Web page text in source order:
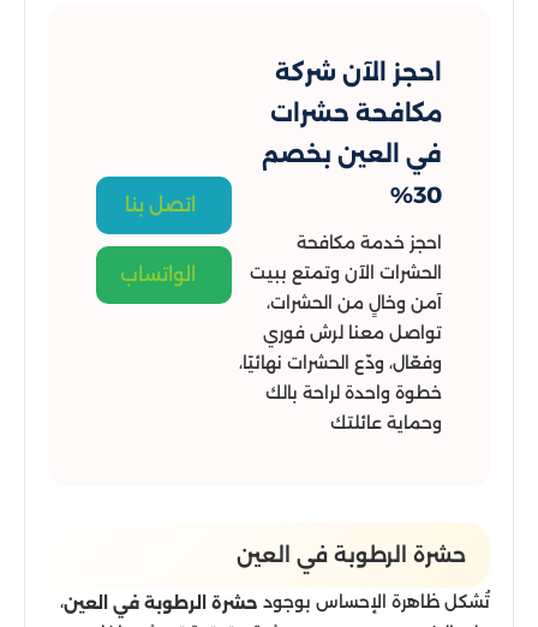
احجز الآن شركة
مكافحة حشرات
في العين بخصم
30%
احجز خدمة مكافحة
الحشرات الآن وتمتع ببيت
آمن وخالٍ من الحشرات،
تواصل معنا لرش فوري
وفعّال، ودّع الحشرات نهائيًا،
خطوة واحدة لراحة بالك
وحماية عائلتك
اتصل بنا
الواتساب
حشرة الرطوبة في العين
تُشكل ظاهرة الإحساس بوجود حشرة الرطوبة في العين،